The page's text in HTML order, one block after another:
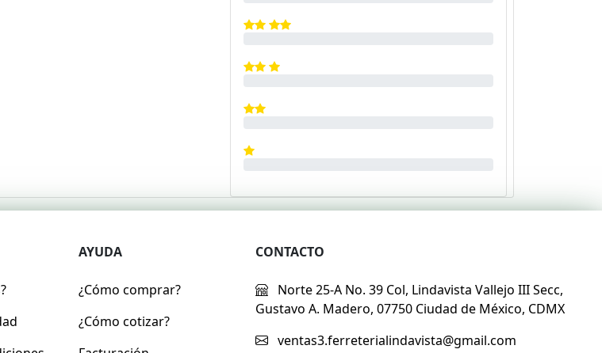
AYUDA
¿Cómo comprar?
¿Cómo cotizar?
CONTACTO
Norte 25-A No. 39 Col, Lindavista Vallejo III Secc,
Gustavo A. Madero, 07750 Ciudad de México, CDMX
ventas3.ferreterialindavista@gmail.com